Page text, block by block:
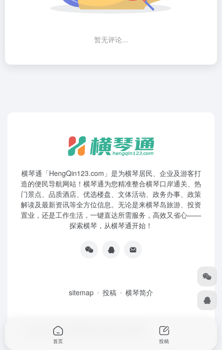
暂无评论...
横琴通「HengQin123.com」是为横琴居民、企业及游客打
造的便民导航网站！横琴通为您精准整合横琴口岸通关、热
门景点、品质酒店、优选楼盘、文体活动、政务办事、政策
解读及最新资讯等全方位信息。无论是来横琴岛旅游、投资
置业，还是工作生活，一键直达所需服务，高效又省心——
探索横琴，从横琴通开始！
sitemap 投稿 横琴简介
Copyright © 2026
首页 投稿